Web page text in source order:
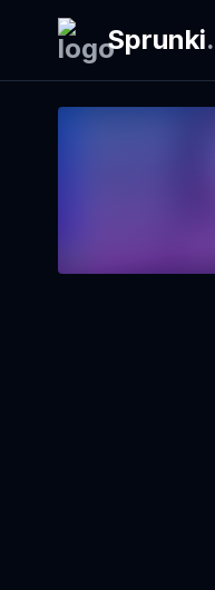
Sprunki.